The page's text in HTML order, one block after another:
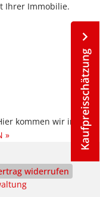
Ihrer Immobilie.
kommen wir ins
»
widerrufen